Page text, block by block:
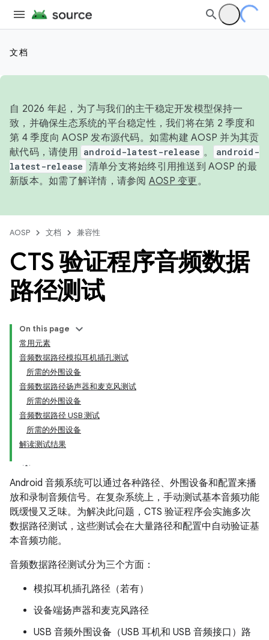
文档
自 2026 年起，为了与我们的主干稳定开发模型保持一
致，并确保生态系统的平台稳定性，我们将在第 2 季度和
第 4 季度向 AOSP 发布源代码。如需构建 AOSP 并为其贡
献代码，请使用 android-latest-release 。
android-
latest-release 清单分支将始终引用推送到 AOSP 的最
新版本。如需了解详情，请参阅 AOSP 变更。
AOSP 文档 兼容性
CTS 验证程序音频数据
路径测试
On this page
常用元素
音频数据路径模拟耳机插孔测试
所需的外围设备
音频数据路径扬声器和麦克风测试
所需的外围设备
音频数据路径 USB 测试
所需的外围设备
解读测试结果
Android 音频系统可以通过各种路径、外围设备和配置来播
放和录制音频信号。在复杂系统上，手动测试基本音频功能
既缓慢又乏味。为解决此问题，CTS 验证程序会实施多次
数据路径测试，这些测试会在大量路径和配置中自动验证基
本音频功能。
音频数据路径测试分为三个方面：
模拟耳机插孔路径（若有）
设备端扬声器和麦克风路径
USB 音频外围设备（USB 耳机和 USB 音频接口）路